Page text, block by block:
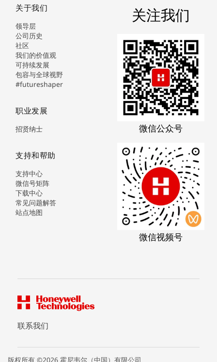
关于我们
领导层
公司历史
社区
我们的价值观
可持续发展
包容与全球视野
#futureshaper
职业发展
招贤纳士
支持和帮助
支持中心
微信号矩阵
下载中心
常见问题解答
站点地图
关注我们
微信公众号
微信视频号
联系我们
版权所有 ©2026 霍尼韦尔（中国）有限公司